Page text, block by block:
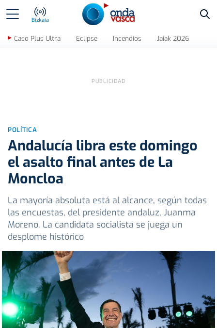
Bizkaia
Caso Plus Ultra Eclipse Incendios Jaiak 2026
POLÍTICA
Andalucía libra este domingo
el asalto final antes de La
Moncloa
La mayoría absoluta está al alcance, según todas
las encuestas, del presidente andaluz, Juanma
Moreno. La candidata socialista se juega un
desplome histórico